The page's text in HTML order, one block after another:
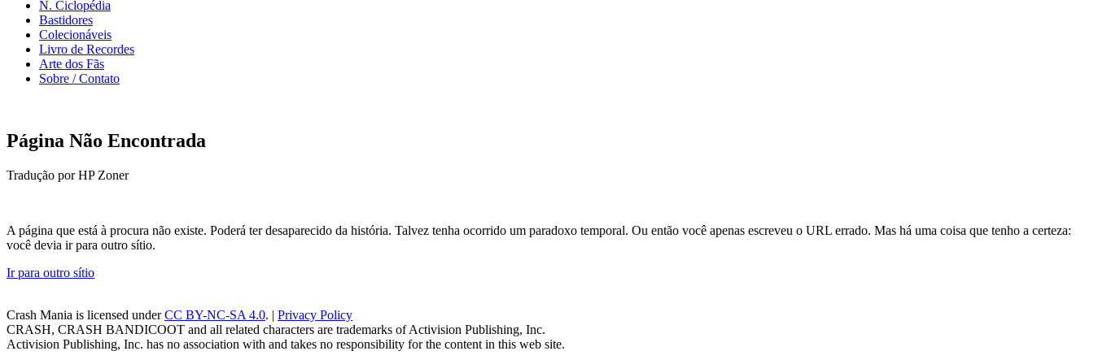
N. Ciclopédia
Bastidores
Colecionáveis
Livro de Recordes
Arte dos Fãs
Sobre / Contato
Página Não Encontrada
Tradução por HP Zoner
A página que está à procura não existe. Poderá ter desaparecido da história. Talvez tenha ocorrido um paradoxo temporal. Ou então você apenas escreveu o URL errado. Mas há uma coisa que tenho a certeza:
você devia ir para outro sítio.
Ir para outro sítio
Crash Mania is licensed underCC BY-NC-SA 4.0. | Privacy Policy
CRASH, CRASH BANDICOOT and all related characters are trademarks of Activision Publishing, Inc.
Activision Publishing, Inc. has no association with and takes no responsibility for the content in this web site.